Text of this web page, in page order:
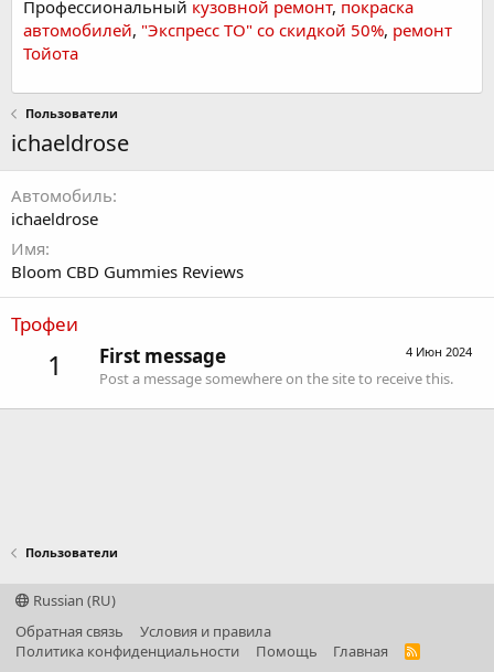
Профессиональный кузовной ремонт, покраска
автомобилей, "Экспресс ТО" со скидкой 50%, ремонт
Тойота
Пользователи
ichaeldrose
Автомобиль
ichaeldrose
Имя
Bloom CBD Gummies Reviews
Трофеи
1 4 Июн 2024
First message
Post a message somewhere on the site to receive this.
Пользователи
Russian (RU)
Обратная связь
Условия и правила
Политика конфиденциальности
Помощь Главная
R